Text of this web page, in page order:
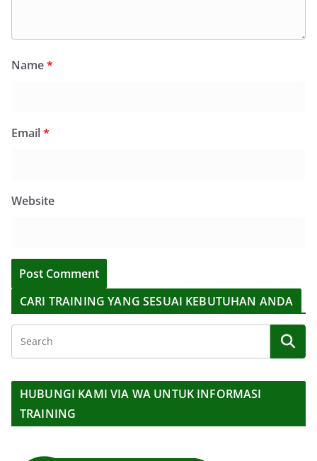
Name*
Email*
Website
CARI TRAINING YANG SESUAI KEBUTUHAN ANDA
HUBUNGI KAMI VIA WA UNTUK INFORMASI
TRAINING